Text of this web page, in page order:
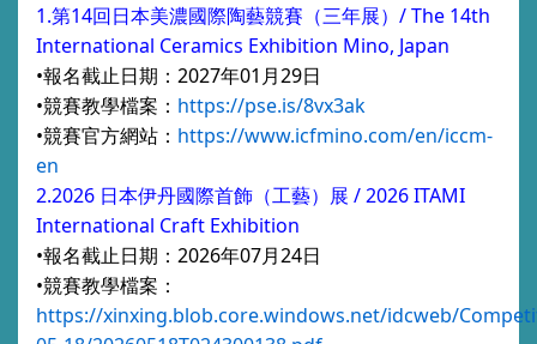
1.第14回日本美濃國際陶藝競賽（三年展）/ The 14th
International Ceramics Exhibition Mino, Japan
•報名截止日期：2027年01月29日
•競賽教學檔案： https://pse.is/8vx3ak
•競賽官方網站： https://www.icfmino.com/en/iccm-
en
2.2026 日本伊丹國際首飾（工藝）展 / 2026 ITAMI
International Craft Exhibition
•報名截止日期： 2026年07月24日
•競賽教學檔案：
https://xinxing.blob.core.windows.net/idcweb/